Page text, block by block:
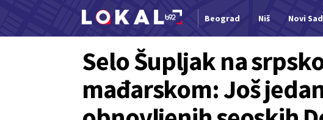
Beograd Niš Novi Sad
Selo Šupljak na
mađarskom: Još